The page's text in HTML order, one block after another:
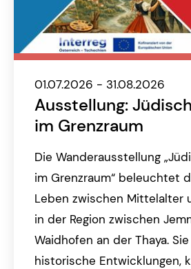
01.07.2026 - 31.08.2026
Ausstellung:
im Grenzraum
Die Wanderausstellung
im Grenzraum“ beleuchtet
Leben zwischen Mittelalter
in der Region zwischen
Waidhofen an der Thaya.
historische Entwicklungen,